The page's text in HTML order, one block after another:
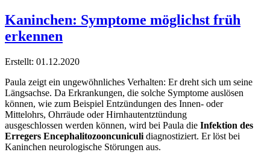
Kaninchen: Symptome möglichst früh
erkennen
Erstellt: 01.12.2020
Paula zeigt ein ungewöhnliches Verhalten: Er dreht sich um seine
Längsachse. Da Erkrankungen, die solche Symptome auslösen
können, wie zum Beispiel Entzündungen des Innen- oder
Mittelohrs, Ohrräude oder Hirnhautentztündung
ausgeschlossen werden können, wird bei Paula die Infektion des
Erregers Encephalitozooncuniculi diagnostiziert. Er löst bei
Kaninchen neurologische Störungen aus.